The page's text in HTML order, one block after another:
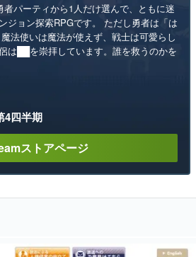
者パーティから1人だけ選んで、ともに迷
ジョン探索RPGです。 ただし勇者は「は
法使いは魔法が使えず、戦士は可愛らし
は██を崇拝しています。誰を救うのかを
4四半期
ストアページ